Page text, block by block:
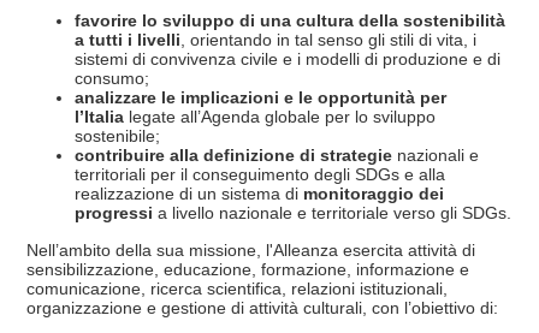
favorire lo sviluppo di una cultura della sostenibilità
a tutti i livelli, orientando in tal senso gli stili di vita, i
sistemi di convivenza civile e i modelli di produzione e di
consumo;
analizzare le implicazioni e le opportunità per
l’Italia legate all’Agenda globale per lo sviluppo
sostenibile;
contribuire alla definizione di strategie nazionali e
territoriali per il conseguimento degli SDGs e alla
realizzazione di un sistema di monitoraggio dei
progressi a livello nazionale e territoriale verso gli SDGs.
Nell’ambito della sua missione, l'Alleanza esercita attività di
sensibilizzazione, educazione, formazione, informazione e
comunicazione, ricerca scientifica, relazioni istituzionali,
organizzazione e gestione di attività culturali, con l’obiettivo di: